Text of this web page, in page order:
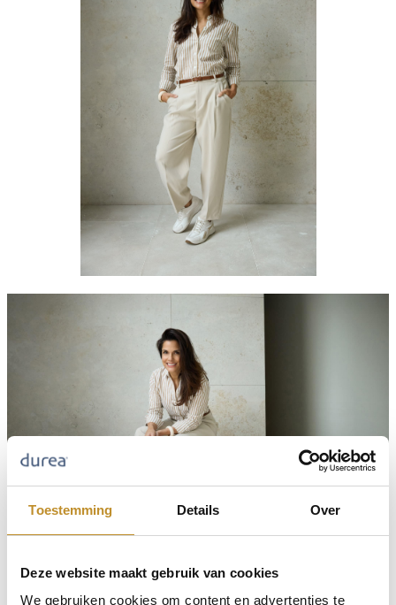
Toestemming Details Over
Deze website maakt gebruik van cookies
We gebruiken cookies om content en advertenties te